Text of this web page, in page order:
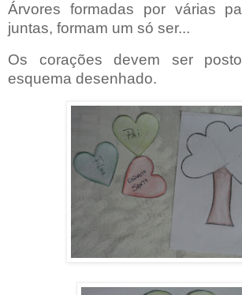
Árvores formadas por várias
juntas, formam um só ser...
Os corações devem ser
esquema desenhado.